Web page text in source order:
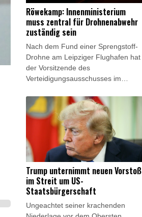
Sprecherin des Weißen Hauses,
Karoline Leavitt, teilte am
Donnerstag auf ihrem X-Konto den
entsprechenden Artikel - ohne ihn
explizit zu bestätigen.
Röwekamp: Innenministerium
muss zentral für Drohnenabwehr
zuständig sein
Nach dem Fund einer Sprengstoff-
Drohne am Leipziger Flughafen hat
der Vorsitzende des
Verteidigungsausschusses im
(CDU), eine Zentralisierung der
Zuständigkeit für die Drohnen-
Abwehr beim
Bundesinnenministerium gefordert.
Die bisher zu Leipzig vorliegenden
Erkenntnisse "bestätigen die
Dringlichkeit, auf die Bedrohung
ziviler Infrastruktur durch Drohnen
schnell neue Antworten zu finden",
sagte er dem Redaktionsnetzwerk
Deutschland (Freitagsausgaben).
Trump unternimmt neuen Vorstoß
im Streit um US-
Staatsbürgerschaft
Ungeachtet seiner krachenden